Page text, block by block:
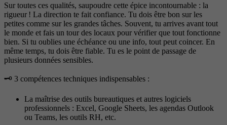
Sur toutes ces qualités, saupoudre cette épice incontournable : la
rigueur ! La direction te fait confiance. Tu dois être bon sur les
petites comme sur les grandes tâches. Souvent, tu arrives avant tout
le monde et fais un tour des locaux pour vérifier que tout fonctionne
bien. Si tu oublies une échéance ou une info, tout peut coincer. En
même temps, tu dois être fiable. Tu es le point de passage de
plusieurs données sensibles.
🗝️​ 3 compétences techniques indispensables :
La maîtrise des outils bureautiques et autres logiciels
professionnels : Excel, Google Sheets, les agendas Outlook
ou Teams, les outils RH, etc.